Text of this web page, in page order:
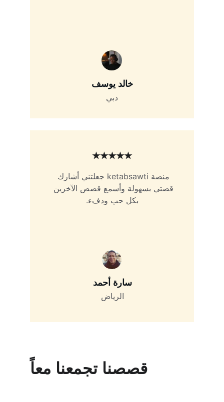
منصة ketabsawti جعلتني أشارك
قصتي بسهولة وأسمع قصص الآخرين
بكل حب ودفء.
سارة أحمد
الرياض
خالد يوسف
دبي
★★★★★
قصصنا تجمعنا معاً